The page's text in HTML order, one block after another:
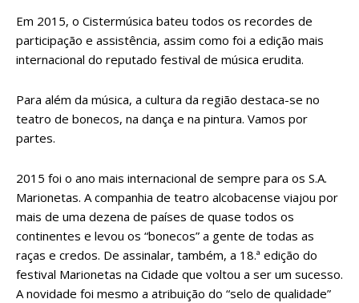
Em 2015, o Cistermúsica bateu todos os recordes de
participação e assistência, assim como foi a edição mais
internacional do reputado festival de música erudita.
Para além da música, a cultura da região destaca-se no
teatro de bonecos, na dança e na pintura. Vamos por
partes.
2015 foi o ano mais internacional de sempre para os S.A.
Marionetas. A companhia de teatro alcobacense viajou por
mais de uma dezena de países de quase todos os
continentes e levou os “bonecos” a gente de todas as
raças e credos. De assinalar, também, a 18.ª edição do
festival Marionetas na Cidade que voltou a ser um sucesso.
A novidade foi mesmo a atribuição do “selo de qualidade”